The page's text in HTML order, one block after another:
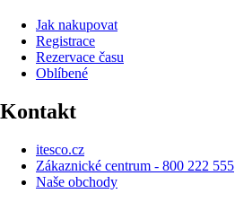
Jak nakupovat
Registrace
Rezervace času
Oblíbené
Kontakt
itesco.cz
Zákaznické centrum - 800 222 555
Naše obchody